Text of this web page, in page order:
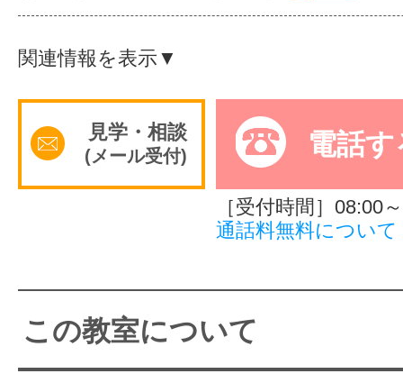
掲載のお問
サイトマッ
関連情報を表示▼
見学・相談
(メール受付) 電話す
［受付時間］08:00
通話料無料について
この教室について